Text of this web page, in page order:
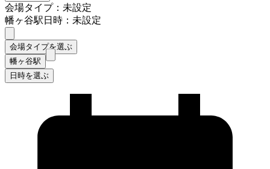
会場タイプ：未設定
幡ヶ谷駅日時：未設定
会場タイプを選ぶ
幡ヶ谷駅
日時を選ぶ